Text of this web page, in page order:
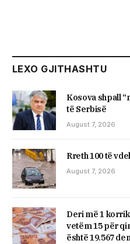
LEXO GJITHASHTU
Kosova shpall
të Serbisë
August 7, 2026
Rreth 100 të
August 7, 2026
Deri më 1
vetëm 15 për
është 19.567